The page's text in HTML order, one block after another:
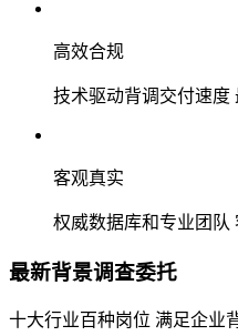
高效合规
技术驱动背调交付速度
客观真实
权威数据库和专业团队
最新背景调查委托
十大行业百种岗位 满足企业